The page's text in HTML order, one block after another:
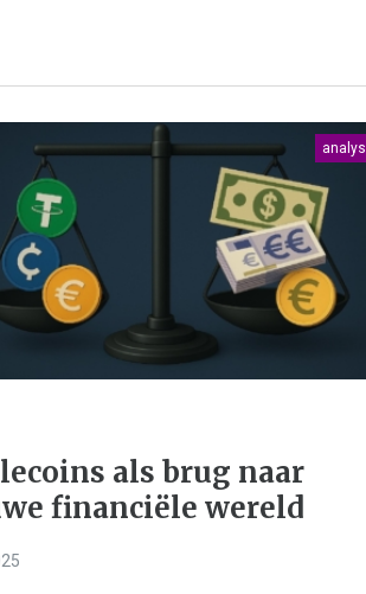
als brug naar
financiële wereld